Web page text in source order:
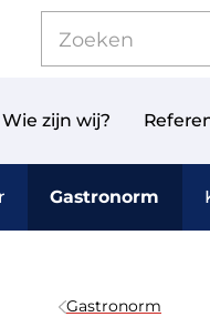
Wie zijn wij?
Gastronorm
Gastronorm